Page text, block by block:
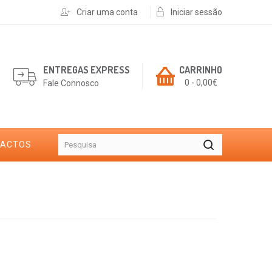
Criar uma conta Iniciar sessão
CARRINHO
0 - 0,00€
ENTREGAS EXPRESS
Fale Connosco